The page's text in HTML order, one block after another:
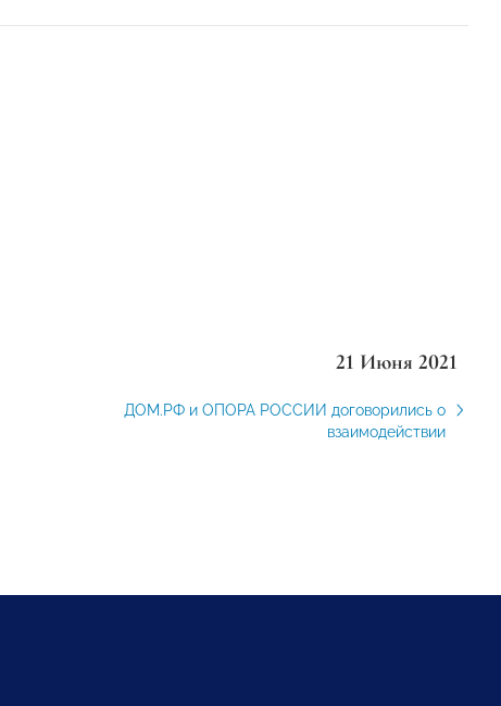
21 Июня 2021
ДОМ.РФ и ОПОРА РОССИИ договорились о
взаимодействии